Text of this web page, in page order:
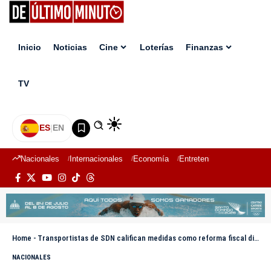
Inicio Noticias Cine Loterías Finanzas
TV
ES|EN
Nacionales Internacionales Economía Entretenimiento
Home - Transportistas de SDN califican medidas como reforma fiscal disfrazada
NACIONALES